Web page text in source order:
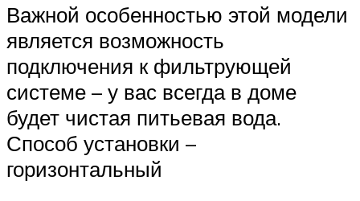
Важной особенностью этой модели
является возможность
подключения к фильтрующей
системе – у вас всегда в доме
будет чистая питьевая вода.
Способ установки –
горизонтальный